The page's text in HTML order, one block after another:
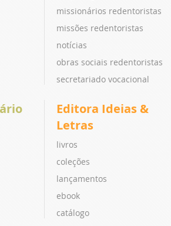
missionários redentoristas
missões redentoristas
notícias
obras sociais redentoristas
secretariado vocacional
Editora Ideias &
Letras
livros
coleções
lançamentos
ebook
catálogo